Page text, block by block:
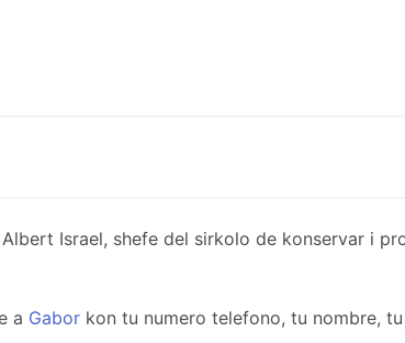
Israel, shefe del sirkolo de konservar i
a Gabor kon tu numero telefono, tu nombre,